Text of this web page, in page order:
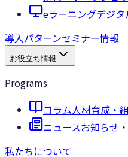
eラーニングデジ
導入パターンセミナー情報
お役立ち情報
Programs
コラム人材育成・
ニュースお知らせ
私たちについて